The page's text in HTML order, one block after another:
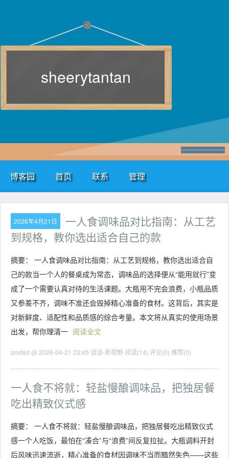
sheerytantan
博客园 首页 联系 管理
2026年4月21日
一人食调味品对比指南：从工艺
到规格，教你选出适合自己的款
摘要： 一人食调味品对比指南：从工艺到规格，教你选出适合自
己的款当一个人的餐桌成为常态，调味品的选择便从“能用就行”变
成了一个需要认真对待的生活课题。大瓶用不完会浪费，小瓶品质
又参差不齐，调味不准还会毁掉精心准备的食材。这背后，其实是
对新鲜度、适配性和品质感的综合考量。本文将从真实的使用场景
出发，帮你理清一 阅读全文
posted @ 2026-04-21 23:45 谈谈-新视野 阅读(14) 评论(0) 推荐(0)
一人食不将就：轻盐慢酿调味品，把独居餐
吃出精致仪式感
摘要： 一人食不将就：轻盐慢酿调味品，把独居餐吃出精致仪式
感一个人吃饭，最怕在“凑合”与“浪费”间反复拉扯。大瓶调料开封
后风味迅速流逝，精心准备的食材因调味不当而黯然失色——这些